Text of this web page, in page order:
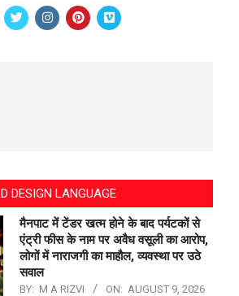
DESIGN LANGUAGE
मैनपाट में टेंडर खत्म होने के बाद पर्यटकों से
एंट्री फीस के नाम पर अवैध वसूली का आरोप,
लोगों में नाराजगी का माहौल, व्यवस्था पर उठे
सवाल
BY: M A RIZVI ON: AUGUST 9, 2026